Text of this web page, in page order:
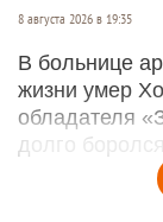
8 августа 2026 в 19:35
В больнице
жизни умер
обладателя
долго